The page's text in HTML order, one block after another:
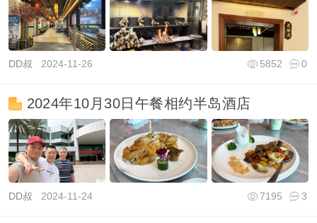
DD叔 2024-11-26 0
5852
2024年10月30日午餐相约半岛酒店
DD叔 2024-11-24 3
7195